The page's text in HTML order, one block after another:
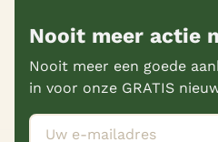
Nooit meer actie
Nooit meer een goede
in voor onze GRATIS